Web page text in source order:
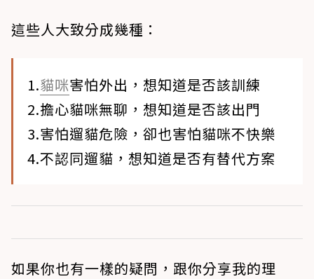
這些人大致分成幾種：
1.貓咪害怕外出，想知道是否該訓練
2.擔心貓咪無聊，想知道是否該出門
3.害怕遛貓危險，卻也害怕貓咪不快樂
4.不認同遛貓，想知道是否有替代方案
​如果你也有一樣的疑問，跟你分享我的理